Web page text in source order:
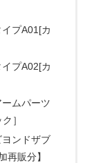
プA01[カ
プA02[カ
ムパーツ
］
ンドザブ
再販分】